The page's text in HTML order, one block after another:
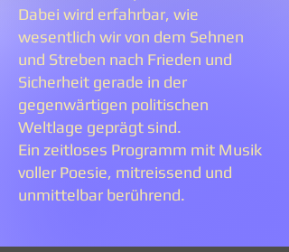
Dabei wird erfahrbar, wie
wesentlich wir von dem Sehnen
und Streben nach Frieden und
Sicherheit gerade in der
gegenwärtigen politischen
Weltlage geprägt sind.
Ein zeitloses Programm mit Musik
voller Poesie, mitreissend und
unmittelbar berührend.